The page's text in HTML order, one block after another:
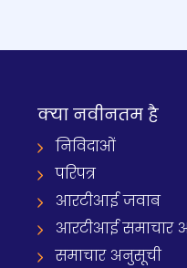
क्‍या नवीनतम है
निविदाओं
परिपत्र
आरटीआई जवाब
आरटीआई समाचार
समाचार अनुसूची